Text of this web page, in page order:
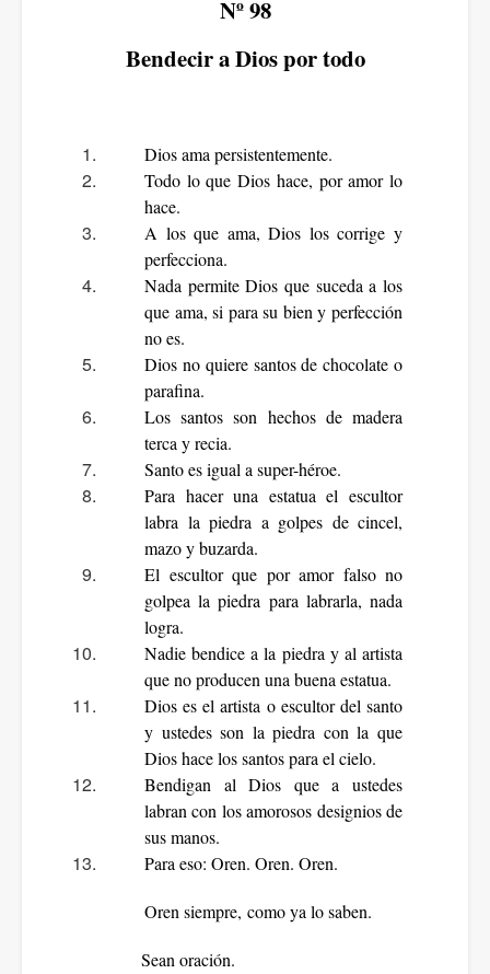
Nº 98
Bendecir a Dios por todo
Dios ama persistentemente.
Todo lo que Dios hace, por amor lo
hace.
A los que ama, Dios los corrige y
perfecciona.
Nada permite Dios que suceda a los
que ama, si para su bien y perfección
no es.
Dios no quiere santos de chocolate o
parafina.
Los santos son hechos de madera
terca y recia.
Santo es igual a super-héroe.
Para hacer una estatua el escultor
labra la piedra a golpes de cincel,
mazo y buzarda.
El escultor que por amor falso no
golpea la piedra para labrarla, nada
logra.
Nadie bendice a la piedra y al artista
que no producen una buena estatua.
Dios es el artista o escultor del santo
y ustedes son la piedra con la que
Dios hace los santos para el cielo.
Bendigan al Dios que a ustedes
labran con los amorosos designios de
sus manos.
Para eso: Oren. Oren. Oren.
Oren siempre, como ya lo saben.
Sean oración.